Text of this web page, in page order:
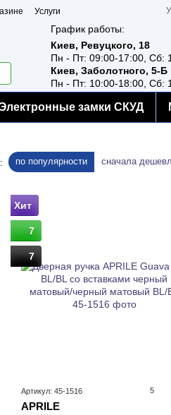
Услуги
График работы:
Киев, Ревуцкого, 18
Пн - Пт: 09:00-17:00, Сб:
Киев, Заболотного, 5-Б
Пн - Пт: 10:00-18:00, Сб:
замки СКУД
по популярности сначала
Хит
7
7
Артикул: 45-1516 5
APRILE